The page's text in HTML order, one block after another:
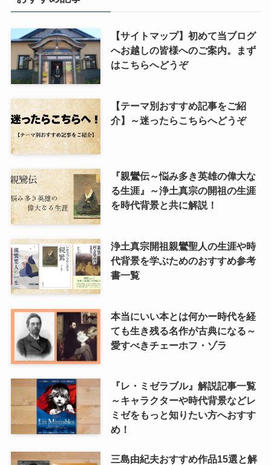
【サイトマップ】初めて当ブログ
へお越しの皆様へのご案内。まず
はこちらへどうぞ
【テーマ別おすすめ記事をご紹
介】～迷ったらこちらへどうぞ
『親鸞伝～悩み多き英雄の偉大な
る生涯』～浄土真宗の開祖の生涯
を時代背景と共に解説！
浄土真宗開祖親鸞聖人の生涯や時
代背景を学ぶためのおすすめ参考
書一覧
本当にいい本とは何かー時代を経
ても生き残る名作が古典になる～
愛すべきチェーホフ・ゾラ
『レ・ミゼラブル』解説記事一覧
～キャラクターや時代背景などレ
ミゼをもっと知りたい方へおすす
め！
三島由紀夫おすすめ作品15選と解